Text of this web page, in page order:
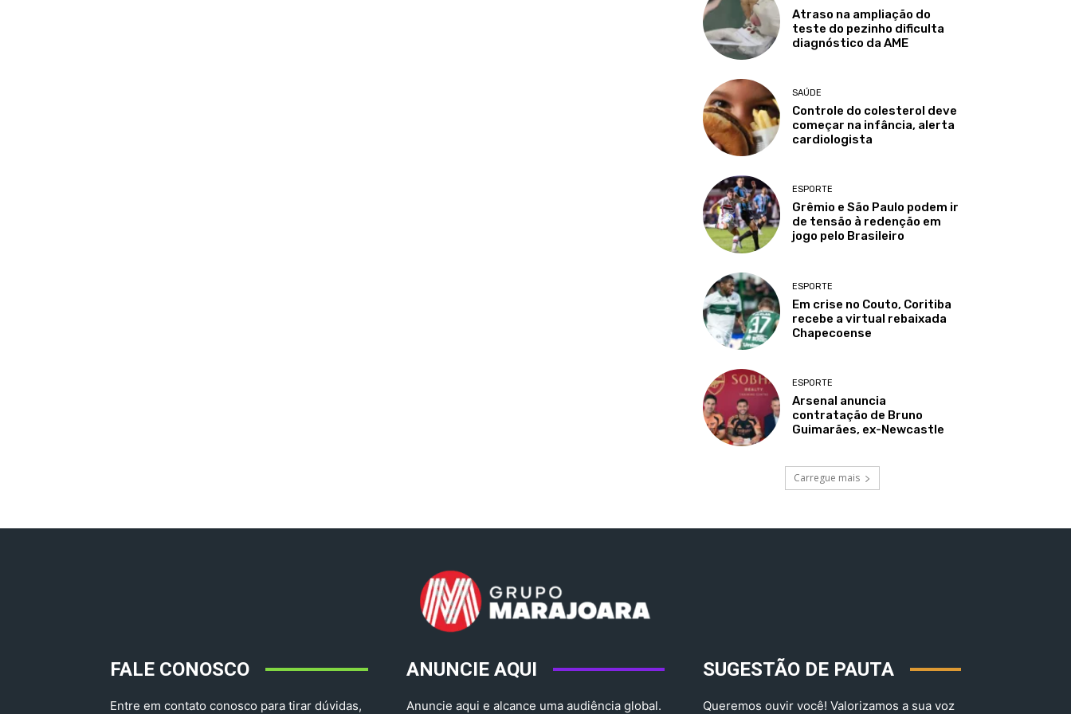
Atraso na ampliação do
teste do pezinho dificulta
diagnóstico da AME
SAÚDE
Controle do colesterol deve
começar na infância, alerta
cardiologista
ESPORTE
Grêmio e São Paulo podem ir
de tensão à redenção em
jogo pelo Brasileiro
ESPORTE
Em crise no Couto, Coritiba
recebe a virtual rebaixada
Chapecoense
ESPORTE
Arsenal anuncia
contratação de Bruno
Guimarães, ex-Newcastle
Carregue mais
FALE CONOSCO
Entre em contato conosco para tirar dúvidas,
ANUNCIE AQUI
Anuncie aqui e alcance uma audiência global.
SUGESTÃO DE PAUTA
Queremos ouvir você! Valorizamos a sua voz